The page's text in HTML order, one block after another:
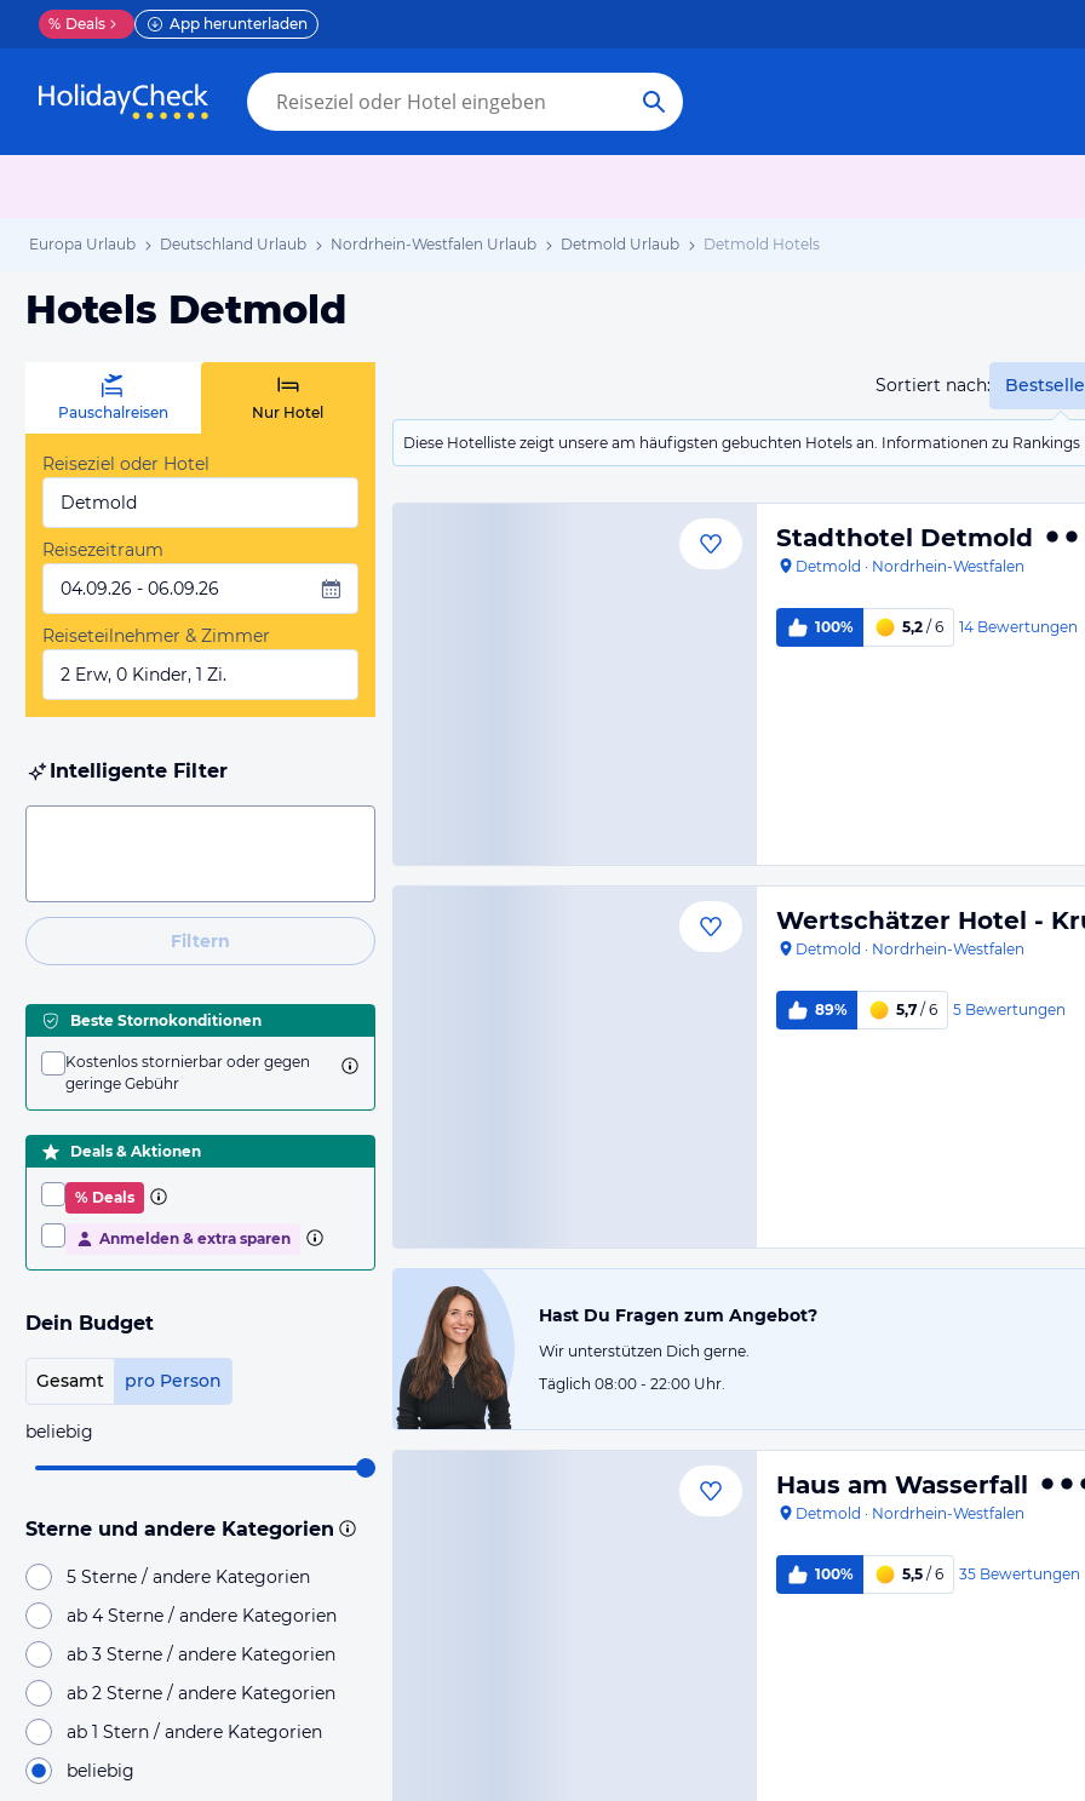
% Deals App herunterladen
Europa Urlaub Deutschland Urlaub Nordrhein-Westfalen Urlaub Detmold Urlaub Detmold Hotels
Hotels Detmold
Sortiert nach:
Diese Hotelliste zeigt unsere am häufigsten gebuchten Hotels an. Informationen zu
Pauschalreisen Nur Hotel
Reiseziel oder Hotel
Detmold
Reisezeitraum
04.09.26 - 06.09.26
Reiseteilnehmer & Zimmer
2 Erw, 0 Kinder, 1 Zi.
Intelligente Filter
Filtern
Beste Stornokonditionen
Kostenlos stornierbar oder gegen
geringe Gebühr
Deals & Aktionen
% Deals
Anmelden & extra sparen
Dein Budget
Gesamt pro Person
beliebig
Sterne und andere Kategorien
5 Sterne / andere Kategorien
ab 4 Sterne / andere Kategorien
ab 3 Sterne / andere Kategorien
ab 2 Sterne / andere Kategorien
ab 1 Stern / andere Kategorien
beliebig
Stadthotel Detmold
Detmold · Nordrhein-Westfalen
100% 5,2 / 6 14 Bewertungen
Wertschätzer Hotel -
Detmold · Nordrhein-Westfalen
89% 5,7 / 6 5 Bewertungen
Hast Du Fragen zum Angebot?
Wir unterstützen Dich gerne.
Täglich 08:00 - 22:00 Uhr.
Haus am Wasserfall
Detmold · Nordrhein-Westfalen
100% 5,5 / 6 35 Bewertungen